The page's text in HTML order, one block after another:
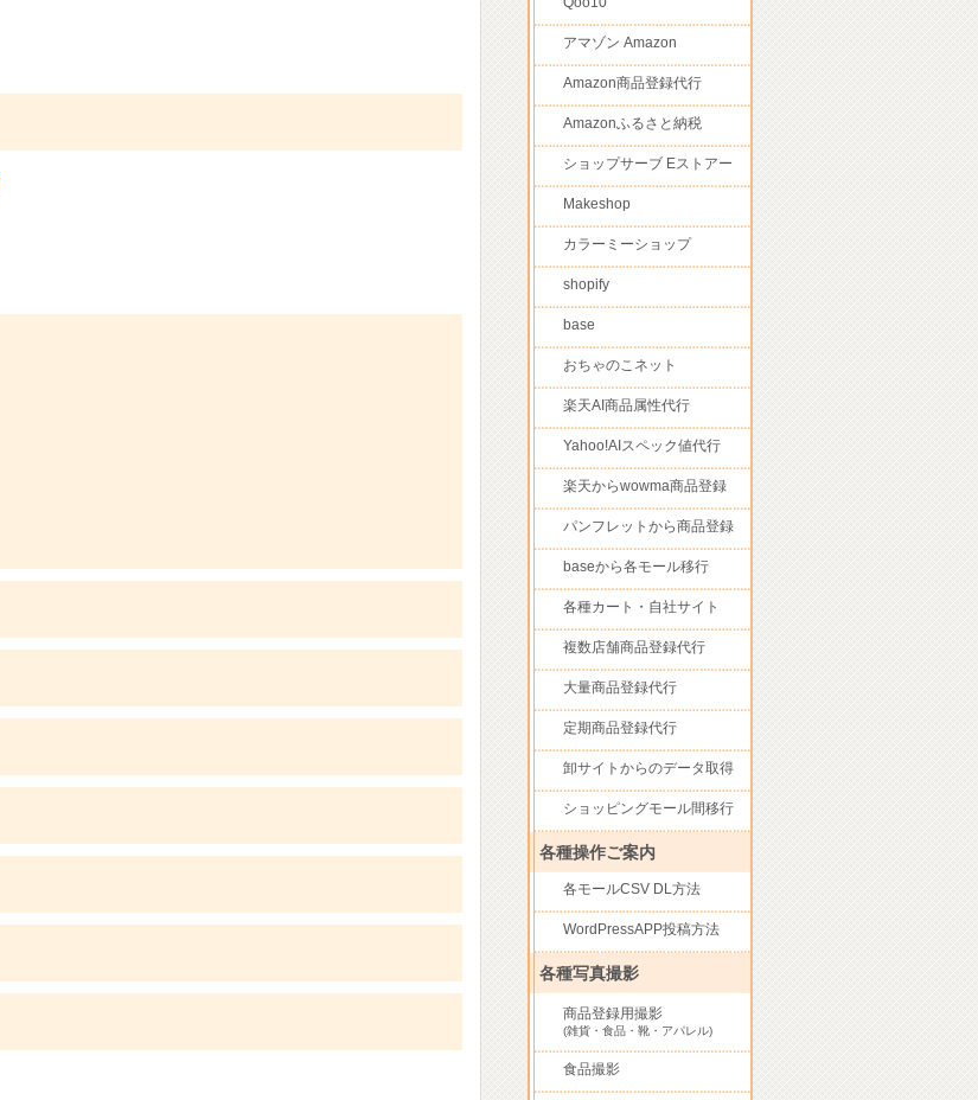
アマゾン Amazon
Amazon商品登録代行
Amazonふるさと納税
ショップサーブ Eストアー
Makeshop
カラーミーショップ
shopify
base
おちゃのこネット
楽天AI商品属性代行
Yahoo!AIスペック値代行
楽天からwowma商品登録
パンフレットから商品登録
baseから各モール移行
各種カート・自社サイト
複数店舗商品登録代行
大量商品登録代行
定期商品登録代行
卸サイトからのデータ取得
ショッピングモール間移行
各種操作ご案内
各モールCSV DL方法
WordPressAPP投稿方法
各種写真撮影
商品登録用撮影
(雑貨・食品・靴・アパレル)
食品撮影